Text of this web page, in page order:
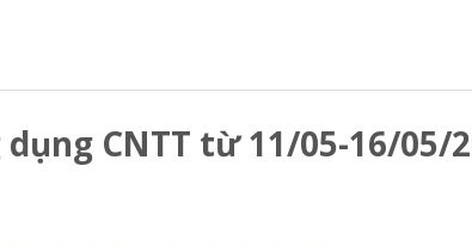
CNTT từ 11/05-16/05/